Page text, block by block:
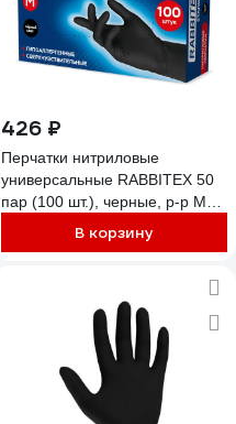
426 ₽
Перчатки нитриловые
универсальные RABBITEX 50
пар (100 шт.), черные, р-р M
В корзину